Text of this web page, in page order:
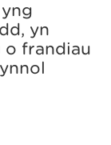
yn
frandiau